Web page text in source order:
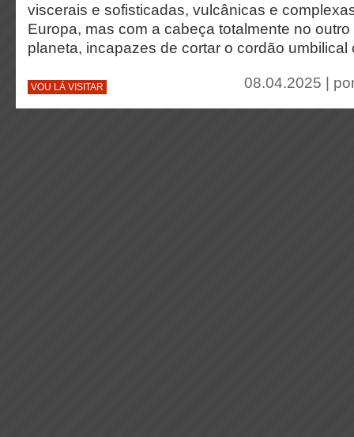
viscerais e sofisticadas, vulcânicas e
Europa, mas com a cabeça totalmente no
planeta, incapazes de cortar o cordão
VOU LÁ VISITAR 08.04.2025 |